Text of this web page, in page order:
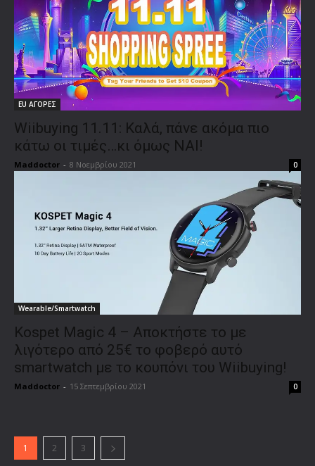
EU ΑΓΟΡΕΣ
Wiibuying 11.11: Καλά, πάνε ακόμα πιο
κάτω οι τιμές…κι όμως ΝΑΙ!
Maddoctor - 8 Νοεμβρίου 2021 0
Wearable/Smartwatch
Kospet Magic 4 – Αποκτήστε το με
λιγότερο από 25€ το φοβερό αυτό
smartwatch με το κουπόνι του Wiibuying!
Maddoctor - 15 Σεπτεμβρίου 2021 0
1 2 3